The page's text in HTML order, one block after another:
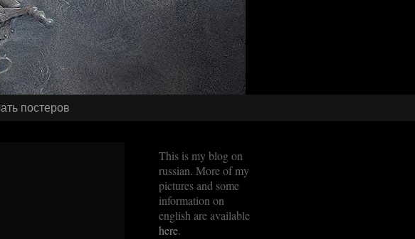
постеров
This is my blog on
russian. More of my
pictures and some
information on
english are available
here.